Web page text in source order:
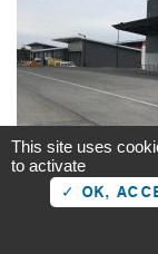
22 AOÛT 2024
Haffner
carburant
This site uses
to activate
OK,